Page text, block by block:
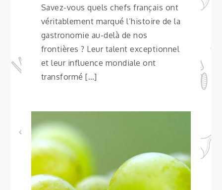
Savez-vous quels chefs français ont
véritablement marqué l’histoire de la
gastronomie au-delà de nos
frontières ? Leur talent exceptionnel
et leur influence mondiale ont
transformé […]